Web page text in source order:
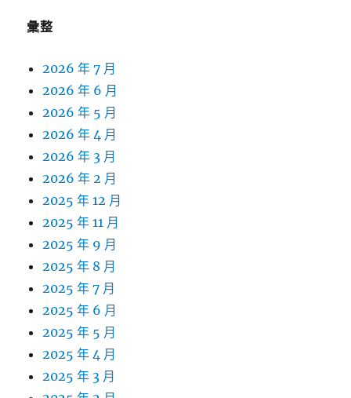
彙整
2026 年 7 月
2026 年 6 月
2026 年 5 月
2026 年 4 月
2026 年 3 月
2026 年 2 月
2025 年 12 月
2025 年 11 月
2025 年 9 月
2025 年 8 月
2025 年 7 月
2025 年 6 月
2025 年 5 月
2025 年 4 月
2025 年 3 月